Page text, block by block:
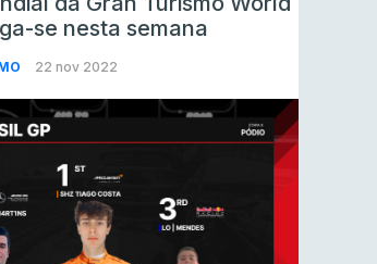
se nesta semana
22 nov 2022